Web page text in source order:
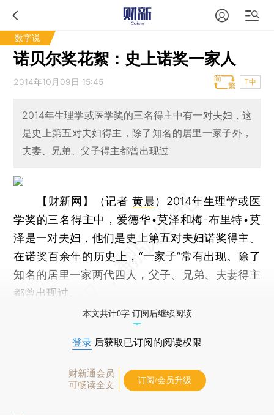
数字说
诺贝尔奖花絮：史上诺奖一家人
2014年10月09日 15:45 T中
2014年生理学或医学奖的三名得主中有一对夫妇，这
是史上第五对夫妇得主，除了知名的居里一家子外，
夫妻、兄弟、父子得主都曾出现过
【财新网】（记者 黄晨） 2014年生理学或医
学奖的三名得主中，爱德华•莫泽和梅-布里特•莫
泽是一对夫妇，他们是史上第五对夫妇诺奖得主。
在诺奖百余年的历史上，“一家子”常有出现。除了
知名的居里一家两代四人，父子、兄弟、夫妻得主
都曾出现过。
本文共计0字 订阅后继续阅读
登录 后获取已订阅的阅读权限
财新通会员
可畅读全文
订阅/会员升级